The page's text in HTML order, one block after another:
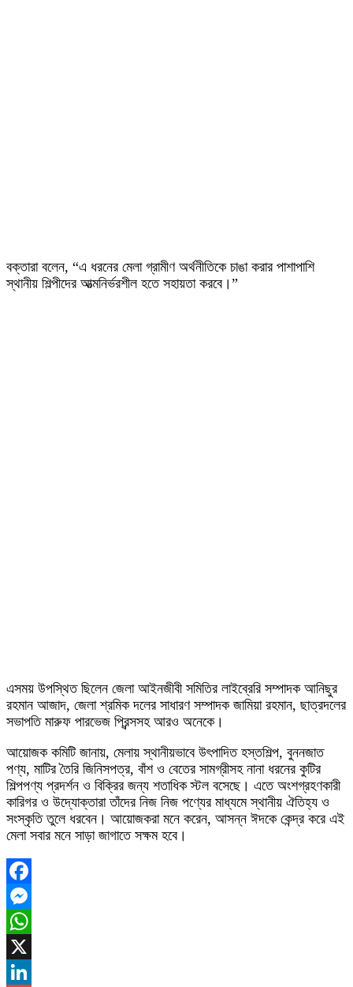
বক্তারা বলেন, “এ ধরনের মেলা গ্রামীণ অর্থনীতিকে চাঙা করার পাশাপাশি
স্থানীয় শিল্পীদের আত্মনির্ভরশীল হতে সহায়তা করবে।”
এসময় উপস্থিত ছিলেন জেলা আইনজীবী সমিতির লাইব্রেরি সম্পাদক আনিছুর
রহমান আজাদ, জেলা শ্রমিক দলের সাধারণ সম্পাদক জামিয়া রহমান, ছাত্রদলের
সভাপতি মারুফ পারভেজ প্রিন্সসহ আরও অনেকে।
আয়োজক কমিটি জানায়, মেলায় স্থানীয়ভাবে উৎপাদিত হস্তশিল্প, বুননজাত
পণ্য, মাটির তৈরি জিনিসপত্র, বাঁশ ও বেতের সামগ্রীসহ নানা ধরনের কুটির
শিল্পপণ্য প্রদর্শন ও বিক্রির জন্য শতাধিক স্টল বসেছে। এতে অংশগ্রহণকারী
কারিগর ও উদ্যোক্তারা তাঁদের নিজ নিজ পণ্যের মাধ্যমে স্থানীয় ঐতিহ্য ও
সংস্কৃতি তুলে ধরবেন। আয়োজকরা মনে করেন, আসন্ন ঈদকে কেন্দ্র করে এই
মেলা সবার মনে সাড়া জাগাতে সক্ষম হবে।
Facebook
Messenger
WhatsApp
X